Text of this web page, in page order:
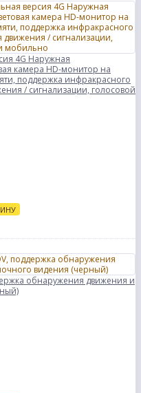
4G Наружная
камера HD-монитор на
поддержка инфракрасного
/ сигнализации, голосовой
обнаружения движения и